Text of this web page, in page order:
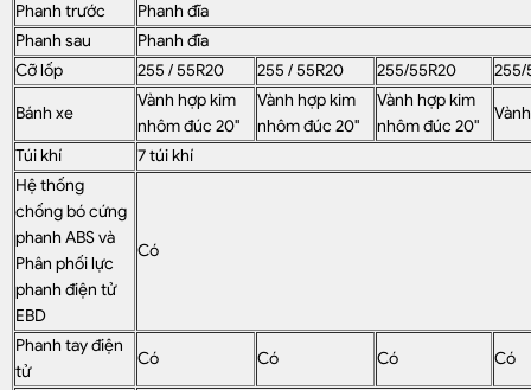
Phanh trước
Phanh đĩa
Phanh sau
Phanh đĩa
Cỡ lốp
255 / 55R20 255 / 55R20 255/55R20 255/
Bánh xe
Vành hợp kim
nhôm đúc 20"
Vành hợp kim
nhôm đúc 20"
Vành hợp kim
nhôm đúc 20"
Túi khí
7 túi khí
Hệ thống
chống bó cứng
phanh ABS và
Phân phối lực
phanh điện tử
EBD
Có
Phanh tay điện
tử
Có Có Có Có